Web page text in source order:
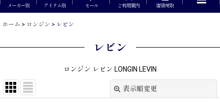
メーカー別 アイテム別 セール ご利用案内 店頭受取
ホーム > ロンジン > レビン
レビン
ロンジン レビン LONGIN LEVIN
表示順変更